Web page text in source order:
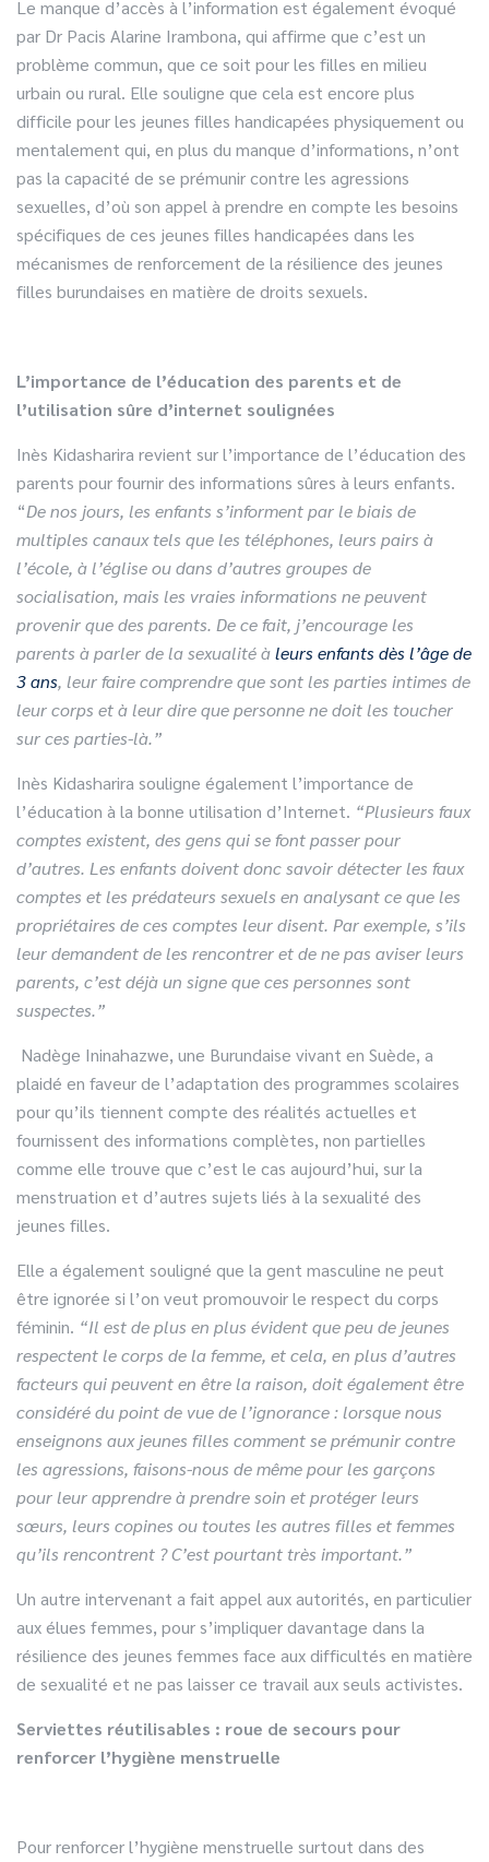
Le manque d’accès à l’information est également évoqué
par Dr Pacis Alarine Irambona, qui affirme que c’est un
problème commun, que ce soit pour les filles en milieu
urbain ou rural. Elle souligne que cela est encore plus
difficile pour les jeunes filles handicapées physiquement ou
mentalement qui, en plus du manque d’informations, n’ont
pas la capacité de se prémunir contre les agressions
sexuelles, d’où son appel à prendre en compte les besoins
spécifiques de ces jeunes filles handicapées dans les
mécanismes de renforcement de la résilience des jeunes
filles burundaises en matière de droits sexuels.
L’importance de l’éducation des parents et de
l’utilisation sûre d’internet soulignées
Inès Kidasharira revient sur l’importance de l’éducation des
parents pour fournir des informations sûres à leurs enfants.
“De nos jours, les enfants s’informent par le biais de
multiples canaux tels que les téléphones, leurs pairs à
l’école, à l’église ou dans d’autres groupes de
socialisation, mais les vraies informations ne peuvent
provenir que des parents. De ce fait, j’encourage les
parents à parler de la sexualité àleurs enfants dès l’âge de
3 ans, leur faire comprendre que sont les parties intimes de
leur corps et à leur dire que personne ne doit les toucher
sur ces parties-là.”
Inès Kidasharira souligne également l’importance de
l’éducation à la bonne utilisation d’Internet. “Plusieurs faux
comptes existent, des gens qui se font passer pour
d’autres. Les enfants doivent donc savoir détecter les faux
comptes et les prédateurs sexuels en analysant ce que les
propriétaires de ces comptes leur disent. Par exemple, s’ils
leur demandent de les rencontrer et de ne pas aviser leurs
parents, c’est déjà un signe que ces personnes sont
suspectes.”
Nadège Ininahazwe, une Burundaise vivant en Suède, a
plaidé en faveur de l’adaptation des programmes scolaires
pour qu’ils tiennent compte des réalités actuelles et
fournissent des informations complètes, non partielles
comme elle trouve que c’est le cas aujourd’hui, sur la
menstruation et d’autres sujets liés à la sexualité des
jeunes filles.
Elle a également souligné que la gent masculine ne peut
être ignorée si l’on veut promouvoir le respect du corps
féminin. “Il est de plus en plus évident que peu de jeunes
respectent le corps de la femme, et cela, en plus d’autres
facteurs qui peuvent en être la raison, doit également être
considéré du point de vue de l’ignorance : lorsque nous
enseignons aux jeunes filles comment se prémunir contre
les agressions, faisons-nous de même pour les garçons
pour leur apprendre à prendre soin et protéger leurs
sœurs, leurs copines ou toutes les autres filles et femmes
qu’ils rencontrent ? C’est pourtant très important.”
Un autre intervenant a fait appel aux autorités, en particulier
aux élues femmes, pour s’impliquer davantage dans la
résilience des jeunes femmes face aux difficultés en matière
de sexualité et ne pas laisser ce travail aux seuls activistes.
Serviettes réutilisables : roue de secours pour
renforcer l’hygiène menstruelle
Pour renforcer l’hygiène menstruelle surtout dans des